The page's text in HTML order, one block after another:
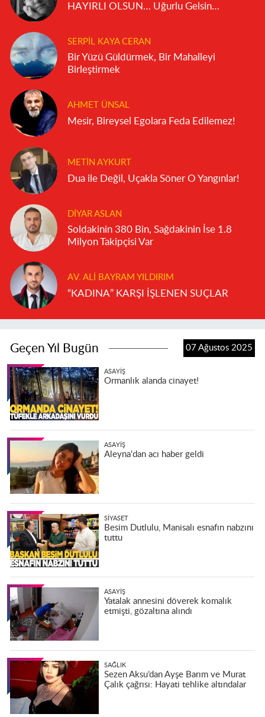
HAYIRLI OLSUN… Uğurlu Gelsin…
SERPIL KAYA CERAN
Bir Yüzü Güldürmek, Bir Mahalleyi
Birleştirmek
AHMET ÜNSAL
Mesir, Bireysel Egolara Feda Edilemez!
METIN AYKURT
Dua ile Değil, Uçakla Söner O Yangınlar!
DIYAR ASLAN
Soldakinin 380 Bin, Sağdakinin İse 1.8
Milyon Takipçisi Var
AV. ALI BAYRAM YILDIRIM
“KADINA” KARŞI İŞLENEN SUÇLAR
Geçen Yıl Bugün 07 Ağustos 2025
ASAYIŞ
Ormanlık alanda cinayet!
ASAYIŞ
Aleyna'dan acı haber geldi
SIYASET
Besim Dutlulu, Manisalı esnafın nabzını
tuttu
ASAYIŞ
Yatalak annesini döverek komalık
etmişti, gözaltına alındı
SAĞLIK
Sezen Aksu’dan Ayşe Barım ve Murat
Çalık çağrısı: Hayati tehlike altındalar